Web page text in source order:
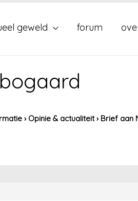
geweld forum
› Opinie & actualiteit › Brief aan